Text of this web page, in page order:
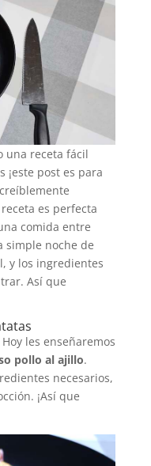
una receta fácil
¡este post es para
receta es perfecta
comida entre
simple noche de
y los ingredientes
Así que
les enseñaremos
pollo al ajillo.
necesarios,
¡Así que